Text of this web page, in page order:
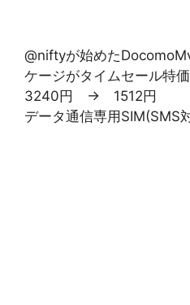
@niftyが始めた
ケージがタイムセール特価
3240円 → 1512円
データ通信専用SIM(SMS